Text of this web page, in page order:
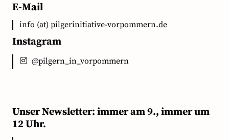
E-Mail
info (at) pilgerinitiative-vorpommern.de
Instagram
@pilgern_in_vorpommern
Unser Newsletter: immer am 9., immer um
12 Uhr.